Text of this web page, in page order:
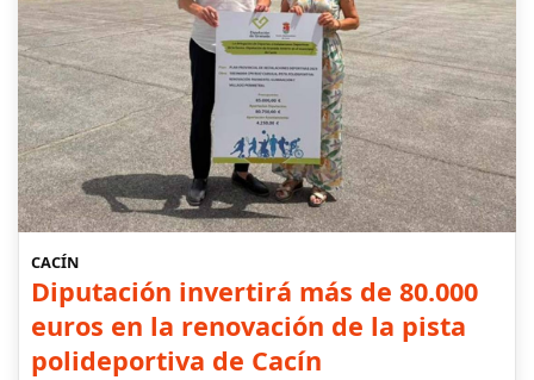
CACÍN
Diputación invertirá más de 80.000
euros en la renovación de la pista
polideportiva de Cacín